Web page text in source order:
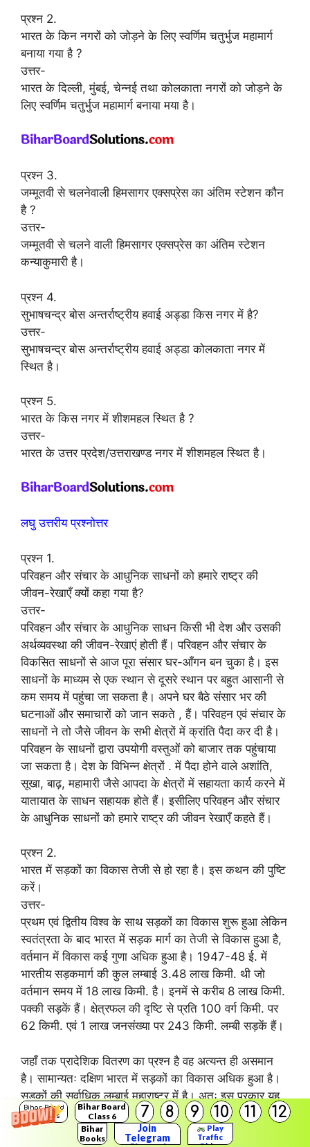
Bihar Board
Solutions
Bihar Board
Class 6
7 8 9 10 11 12
Bihar
Books
Join
Telegram
Play
Traffic
प्रश्न 2.
भारत के किन नगरों को जोड़ने के लिए स्वर्णिम चतुर्भुज महामार्ग
बनाया गया है ?
उत्तर-
भारत के दिल्ली, मुंबई, चेन्नई तथा कोलकाता नगरों को जोड़ने के
लिए स्वर्णिम चतुर्भुज महामार्ग बनाया मया है।
प्रश्न 3.
जम्मूतवी से चलनेवाली हिमसागर एक्सप्रेस का अंतिम स्टेशन कौन
है ?
उत्तर-
जम्मूतवी से चलने वाली हिमसागर एक्सप्रेस का अंतिम स्टेशन
कन्याकुमारी है।
प्रश्न 4.
सुभाषचन्द्र बोस अन्तर्राष्ट्रीय हवाई अड्डा किस नगर में है?
उत्तर-
सुभाषचन्द्र बोस अन्तर्राष्ट्रीय हवाई अड्डा कोलकाता नगर में
स्थित है।
प्रश्न 5.
भारत के किस नगर में शीशमहल स्थित है ?
उत्तर-
भारत के उत्तर प्रदेश/उत्तराखण्ड नगर में शीशमहल स्थित है।
लघु उत्तरीय प्रश्नोत्तर
प्रश्न 1.
परिवहन और संचार के आधुनिक साधनों को हमारे राष्ट्र की
जीवन-रेखाएँ क्यों कहा गया है?
उत्तर-
परिवहन और संचार के आधुनिक साधन किसी भी देश और उसकी
अर्थव्यवस्था की जीवन-रेखाएं होती हैं। परिवहन और संचार के
विकसित साधनों से आज पूरा संसार घर-आँगन बन चुका है। इस
साधनों के माध्यम से एक स्थान से दूसरे स्थान पर बहुत आसानी से
कम समय में पहुंचा जा सकता है। अपने घर बैठे संसार भर की
घटनाओं और समाचारों को जान सकते , हैं। परिवहन एवं संचार के
साधनों ने तो जैसे जीवन के सभी क्षेत्रों में क्रांति पैदा कर दी है।
परिवहन के साधनों द्वारा उपयोगी वस्तुओं को बाजार तक पहुंचाया
जा सकता है। देश के विभिन्न क्षेत्रों . में पैदा होने वाले अशांति,
सूखा, बाढ़, महामारी जैसे आपदा के क्षेत्रों में सहायता कार्य करने में
यातायात के साधन सहायक होते हैं। इसीलिए परिवहन और संचार
के आधुनिक साधनों को हमारे राष्ट्र की जीवन रेखाएँ कहते हैं।
प्रश्न 2.
भारत में सड़कों का विकास तेजी से हो रहा है। इस कथन की पुष्टि
करें।
उत्तर-
प्रथम एवं द्वितीय विश्व के साथ सड़कों का विकास शुरू हुआ लेकिन
स्वतंत्रता के बाद भारत में सड़क मार्ग का तेजी से विकास हुआ है,
वर्तमान में विकास कई गुणा अधिक हुआ है। 1947-48 ई. में
भारतीय सड़कमार्ग की कुल लम्बाई 3.48 लाख किमी. थी जो
वर्तमान समय में 18 लाख किमी. है। इनमें से करीब 8 लाख किमी.
पक्की सड़कें हैं। क्षेत्रफल की दृष्टि से प्रति 100 वर्ग किमी. पर
62 किमी. एवं 1 लाख जनसंख्या पर 243 किमी. लम्बी सड़कें हैं।
जहाँ तक प्रादेशिक वितरण का प्रश्न है वह अत्यन्त ही असमान
है। सामान्यतः दक्षिण भारत में सड़कों का विकास अधिक हुआ है।
सड़कों की सर्वाधिक लम्बाई महाराष्ट्र में है। अतः इस प्रकार यह
कहा जा सकता है कि भारत में सड़कों का विकास तेजी से हो रहा
है।